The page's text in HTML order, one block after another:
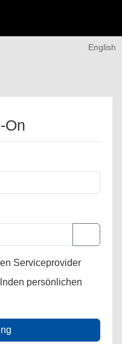
English
On
Serviceprovider
persönlichen